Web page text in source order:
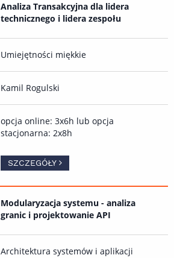
Analiza Transakcyjna dla lidera
technicznego i lidera zespołu
Umiejętności miękkie
Kamil Rogulski
opcja online: 3x6h lub opcja
stacjonarna: 2x8h
SZCZEGÓŁY
Modularyzacja systemu - analiza
granic i projektowanie API
Architektura systemów i aplikacji